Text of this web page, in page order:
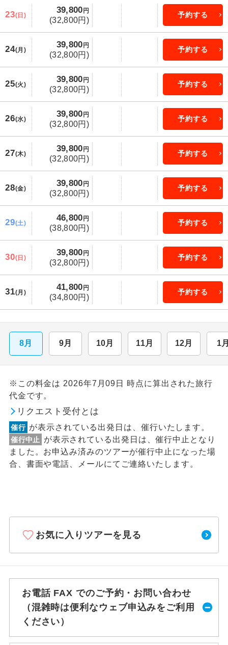
23(日)
39,800 円
(32,800円)
予約する
24(月)
39,800 円
(32,800円)
予約する
25(火)
39,800 円
(32,800円)
予約する
26(水)
39,800 円
(32,800円)
予約する
27(木)
39,800 円
(32,800円)
予約する
28(金)
39,800 円
(32,800円)
予約する
29(土)
46,800 円
(38,800円)
予約する
30(日)
39,800 円
(32,800円)
予約する
31(月)
41,800 円
(34,800円)
予約する
8月 9月 10月 11月 12月 1
※この料金は 2026年7月09日 時点に算出された旅行
代金です。
リクエスト受付とは
催行 が表示されている出発日は、催行いたします。
催行中止
が表示されている出発日は、催行中止となり
ました。お申込み済みのツアーが催行中止になった場
合、書面や電話、メールにてご連絡いたします。
お気に入りツアーを見る
お電話 FAX でのご予約・お問い合わせ
（混雑時は便利なウェブ申込みをご利用
ください）